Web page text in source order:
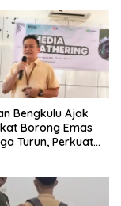
Bengkulu Ajak
Borong Emas
Turun, Perkuat